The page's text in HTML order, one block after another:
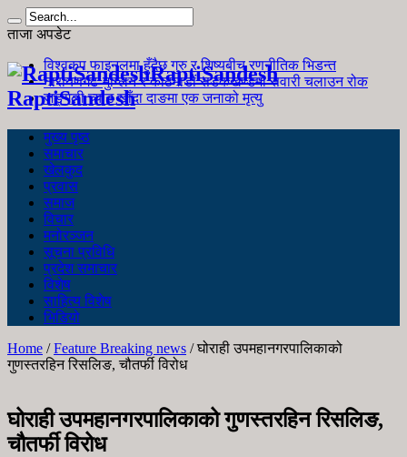
ताजा अपडेट
विश्वकप फाइनलमा हुँदैछ गुरु र शिष्यबीच रणनीतिक भिडन्त
नारायणगढ-मुग्लिन र काठमाडौं सडकखण्डमा सवारी चलाउन रोक
जङ्गली च्याउ खाँदा दाङमा एक जनाको मृत्यु
RaptiSandesh
RaptiSandesh
मुख्य पृष्ठ
समाचार
खेलकुद
प्रवास
समाज
विचार
मनोरञ्जन
सूचना प्रविधि
प्रदेश समाचार
विशेष
साहित्य विशेष
भिडियो
Home /Feature Breaking news /घोराही उपमहानगरपालिकाको
गुणस्तरहिन रिसलिङ, चौतर्फी विरोध
घोराही उपमहानगरपालिकाको गुणस्तरहिन रिसलिङ,
चौतर्फी विरोध